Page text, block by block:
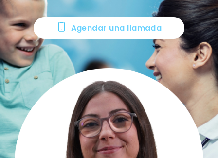
Agendar una llamada